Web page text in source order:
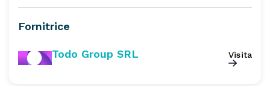
Fornitrice
Todo Group SRL Visita